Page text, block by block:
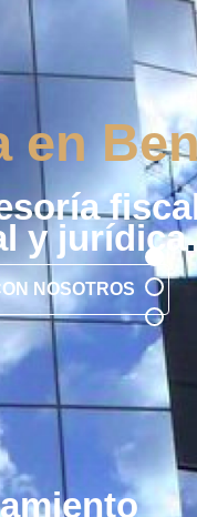
NOSOTROS